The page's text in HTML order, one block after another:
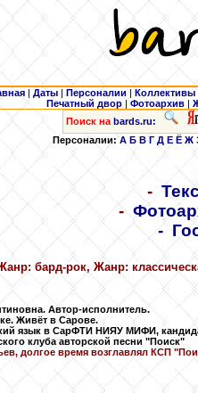
| Даты | Персоналии | Коллективы
Печатный двор | Фотоархив |
Поиск на bards.ru:
Персоналии:А Б В Г Д Е Ё Ж
-
-
-
бард-рок, Жанр:
Автор-исполнитель.
Живёт в Сарове.
язык в СарФТИ НИЯУ МИФИ,
клуба авторской песни "Поиск"
долгое время возглавлял КСП